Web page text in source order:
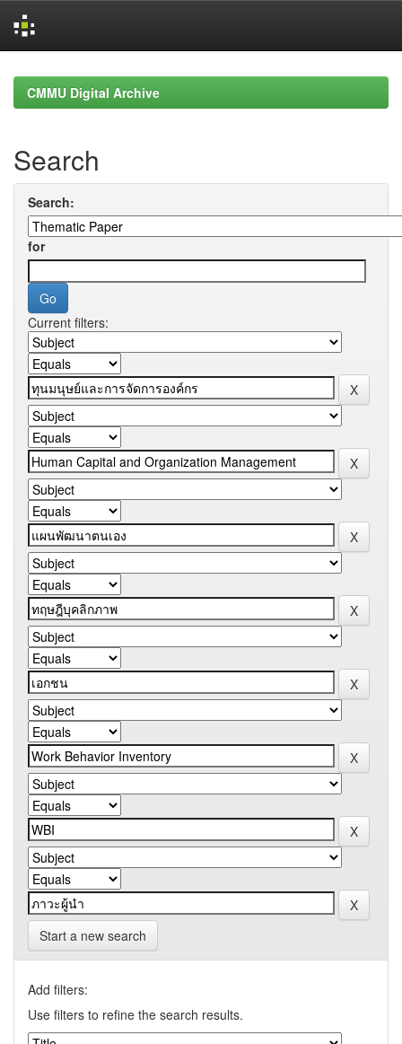
navigationCMMU Digital Archive
Search
Search:
for
Current filters:
Start a new search
Add filters:
Use filters to refine the search results.